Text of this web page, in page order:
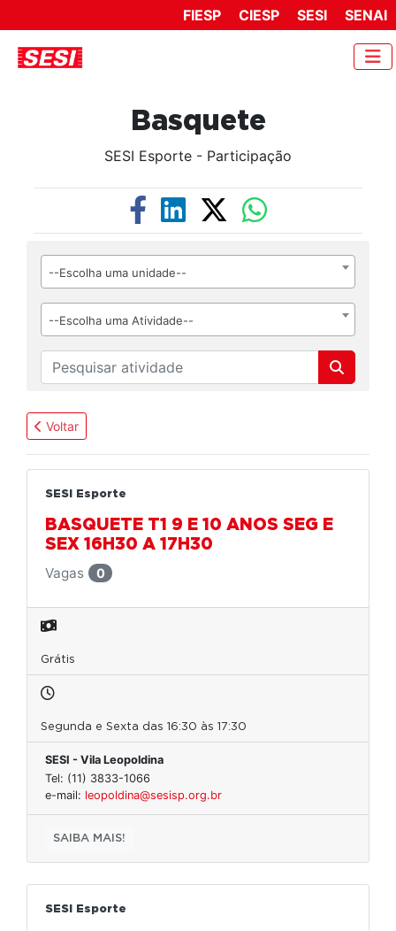
FIESP CIESP SESI SENAI
Basquete
SESI Esporte - Participação
--Escolha uma unidade--
--Escolha uma Atividade--
Voltar
SESI Esporte
BASQUETE T1 9 E 10 ANOS SEG E
SEX 16H30 A 17H30
Vagas
0
Grátis
Segunda e Sexta das 16:30 às 17:30
SESI - Vila Leopoldina
Tel: (11) 3833-1066
e-mail: leopoldina@sesisp.org.br
SAIBA MAIS!
SESI Esporte